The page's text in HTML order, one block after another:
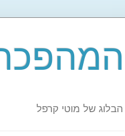
הבלוג של מוטי קרפל